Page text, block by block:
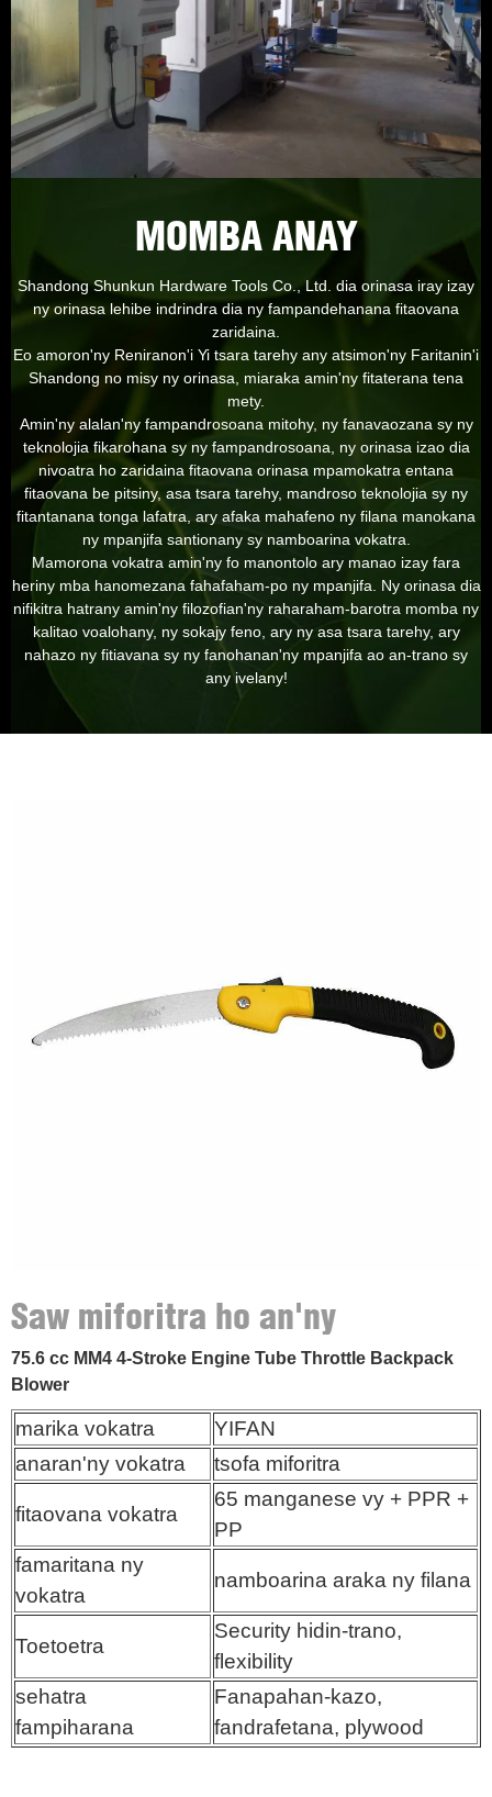
MOMBA ANAY
Shandong Shunkun Hardware Tools Co., Ltd. dia orinasa iray izay
ny orinasa lehibe indrindra dia ny fampandehanana fitaovana
zaridaina.
Eo amoron'ny Reniranon'i Yi tsara tarehy any atsimon'ny Faritanin'i
Shandong no misy ny orinasa, miaraka amin'ny fitaterana tena
mety.
Amin'ny alalan'ny fampandrosoana mitohy, ny fanavaozana sy ny
teknolojia fikarohana sy ny fampandrosoana, ny orinasa izao dia
nivoatra ho zaridaina fitaovana orinasa mpamokatra entana
fitaovana be pitsiny, asa tsara tarehy, mandroso teknolojia sy ny
fitantanana tonga lafatra, ary afaka mahafeno ny filana manokana
ny mpanjifa santionany sy namboarina vokatra.
Mamorona vokatra amin'ny fo manontolo ary manao izay fara
heriny mba hanomezana fahafaham-po ny mpanjifa. Ny orinasa dia
nifikitra hatrany amin'ny filozofian'ny raharaham-barotra momba ny
kalitao voalohany, ny sokajy feno, ary ny asa tsara tarehy, ary
nahazo ny fitiavana sy ny fanohanan'ny mpanjifa ao an-trano sy
any ivelany!
Saw miforitra ho an'ny
fanapahana mora sy mahomby
75.6 cc MM4 4-Stroke Engine Tube Throttle Backpack
Blower
marika vokatra
YIFAN
anaran'ny vokatra
tsofa miforitra
fitaovana vokatra
65 manganese vy + PPR +
PP
famaritana ny
vokatra
namboarina araka ny filana
Toetoetra
Security hidin-trano,
flexibility
sehatra
fampiharana
Fanapahan-kazo,
fandrafetana, plywood
anaran'ny vokatra
fitaovana vokatra
Toetoetra
fampiharana